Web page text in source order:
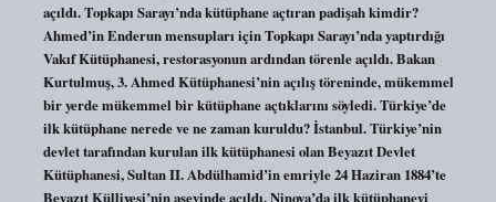
açıldı. Topkapı Sarayı’nda kütüphane açtıran padişah kimdir?
Ahmed’in Enderun mensupları için Topkapı Sarayı’nda yaptırdığı
Vakıf Kütüphanesi, restorasyonun ardından törenle açıldı. Bakan
Kurtulmuş, 3. Ahmed Kütüphanesi’nin açılış töreninde, mükemmel
bir yerde mükemmel bir kütüphane açtıklarını söyledi. Türkiye’de
ilk kütüphane nerede ve ne zaman kuruldu? İstanbul. Türkiye’nin
devlet tarafından kurulan ilk kütüphanesi olan Beyazıt Devlet
Kütüphanesi, Sultan II. Abdülhamid’in emriyle 24 Haziran 1884’te
Beyazıt Külliyesi’nin aşevinde açıldı. Ninova’da ilk kütüphaneyi